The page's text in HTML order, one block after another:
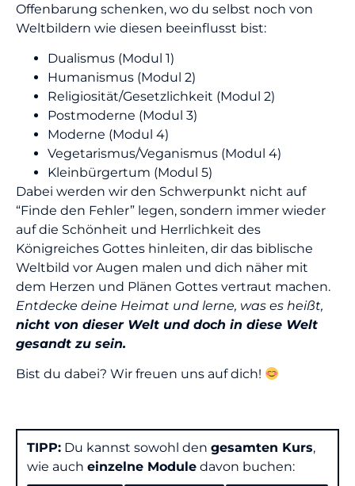
Offenbarung schenken, wo du selbst noch von
Weltbildern wie diesen beeinflusst bist:
Dualismus (Modul 1)
Humanismus (Modul 2)
Religiosität/Gesetzlichkeit (Modul 2)
Postmoderne (Modul 3)
Moderne (Modul 4)
Vegetarismus/Veganismus (Modul 4)
Kleinbürgertum (Modul 5)
Dabei werden wir den Schwerpunkt nicht auf
“Finde den Fehler” legen, sondern immer wieder
auf die Schönheit und Herrlichkeit des
Königreiches Gottes hinleiten, dir das biblische
Weltbild vor Augen malen und dich näher mit
dem Herzen und Plänen Gottes vertraut machen.
Entdecke deine Heimat und lerne, was es heißt,
nicht von dieser Welt und doch in diese Welt
gesandt zu sein.
Bist du dabei? Wir freuen uns auf dich!
TIPP: Du kannst sowohl den gesamten Kurs,
wie auch einzelne Module davon buchen: